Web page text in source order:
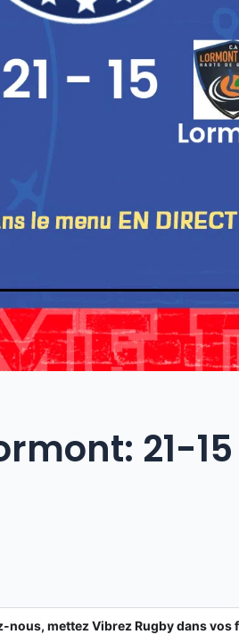
21-15
nous, mettez Vibrez Rugby dans vos